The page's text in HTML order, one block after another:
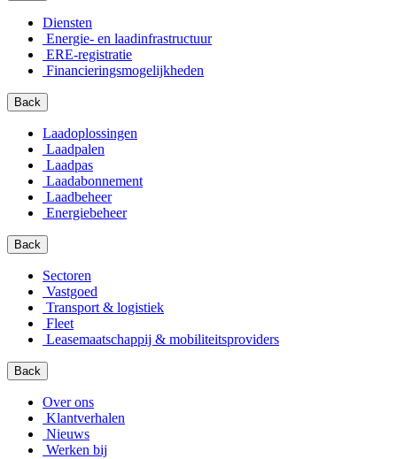
Diensten
Energie- en laadinfrastructuur
ERE-registratie
Financierings­mogelijkheden
Back
Laadoplossingen
Laadpalen
Laadpas
Laadabonnement
Laadbeheer
Energiebeheer
Back
Sectoren
Vastgoed
Transport & logistiek
Fleet
Leasemaatschappij & mobiliteitsproviders
Back
Over ons
Klantverhalen
Nieuws
Werken bij